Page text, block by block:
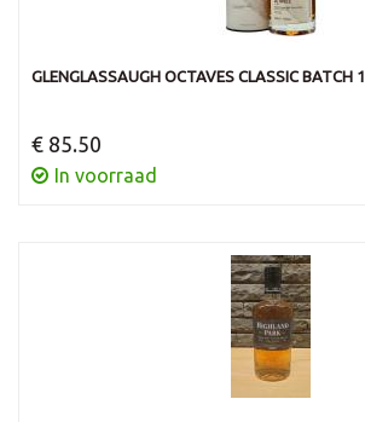
GLENGLASSAUGH OCTAVES CLASSIC BATCH 1
€ 85.50
In voorraad